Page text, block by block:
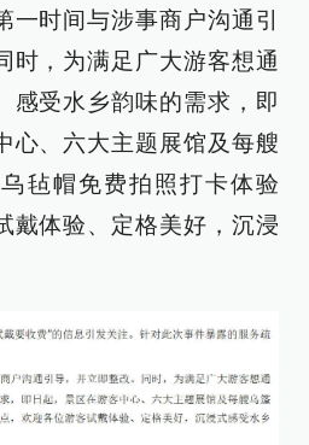
一时间与涉事商户沟通引
时，为满足广大游客想通
感受水乡韵味的需求，即
心、六大主题展馆及每艘
毡帽免费拍照打卡体验
戴体验、定格美好，沉浸